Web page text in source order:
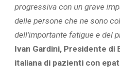
progressiva con un grave
delle persone che ne sono
dell’importante fatigue e del
Ivan Gardini, Presidente di
italiana di pazienti con